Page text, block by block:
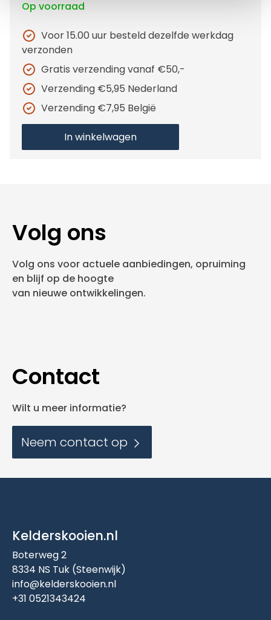
Op voorraad
Voor 15.00 uur besteld dezelfde werkdag
verzonden
Gratis verzending vanaf €50,-
Verzending €5,95 Nederland
Verzending €7,95 België
In winkelwagen
Volg ons
Volg ons voor actuele aanbiedingen, opruiming
en blijf op de hoogte
van nieuwe ontwikkelingen.
Contact
Wilt u meer informatie?
Neem contact op
Kelderskooien.nl
Boterweg 2
8334 NS Tuk (Steenwijk)
info@kelderskooien.nl
+31 0521343424